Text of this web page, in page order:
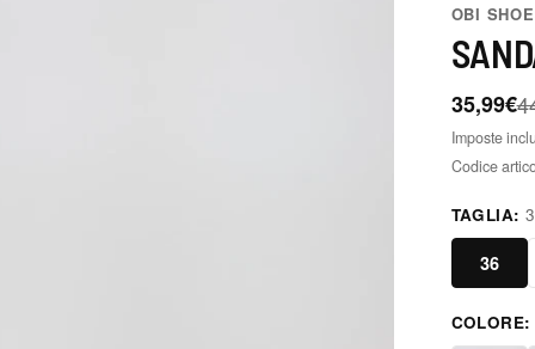
OBI
35,99€
Imposte
Codice
TAGLIA:
36
negro
COLORE: